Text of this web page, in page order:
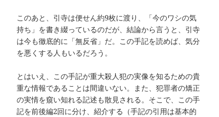
このあと、引寺は便せん約9枚に渡り、「今のワシの気
持ち」を書き綴っているのだが、結論から言うと、引寺
は今も徹底的に「無反省」だ。この手記を読めば、気分
を悪くする人もいるだろう。
とはいえ、この手記が重大殺人犯の実像を知るための貴
重な情報であることは間違いない。また、犯罪者の矯正
の実情を窺い知れる記述も散見される。そこで、この手
記を前後編2回に分け、紹介する（手記の引用は基本的